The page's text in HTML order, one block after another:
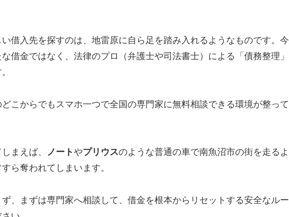
借入先を探すのは、地雷原に自ら足を踏み入れるようなものです。今
借金ではなく、法律のプロ（弁護士や司法書士）による「債務整理」
こからでもスマホ一つで全国の専門家に無料相談できる環境が整って
まえば、 ノートやプリウスのような普通の車で南魚沼市の街を走るよ
ら奪われてしまいます。
、まずは専門家へ相談して、借金を根本からリセットする安全なルー